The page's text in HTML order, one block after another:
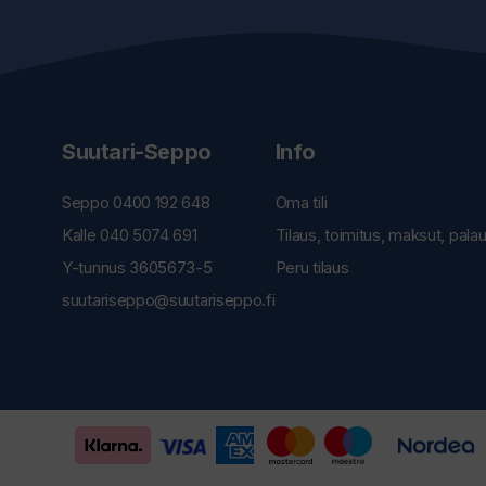
Suutari-Seppo
Seppo 0400 192 648
Kalle 040 5074 691
Y-tunnus 3605673-5
suutariseppo@suutariseppo.fi
Info
Oma tili
Tilaus, toimitus, maksut,
Peru tilaus